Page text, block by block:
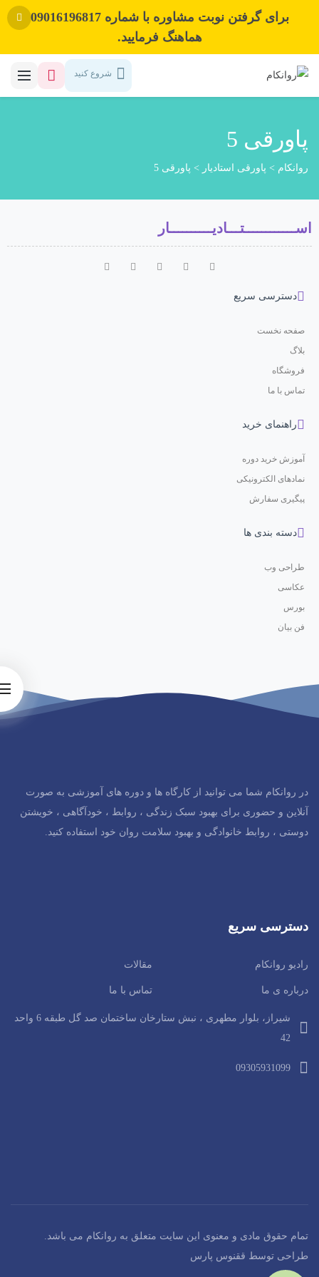
برای گرفتن نوبت مشاوره با شماره 09016196817
هماهنگ فرمایید.
شروع کنید
پاورقی 5
روانکام > پاورقی استادیار > پاورقی 5
اســــــــــــتـــادیــــــــــار
دسترسی سریع
صفحه نخست
بلاگ
فروشگاه
تماس با ما
راهنمای خرید
آموزش خرید دوره
نمادهای الکترونیکی
پیگیری سفارش
دسته بندی ها
طراحی وب
عکاسی
بورس
فن بیان
در روانکام شما می توانید از کارگاه ها و دوره های آموزشی به صورت
آنلاین و حضوری برای بهبود سبک زندگی ، روابط ، خودآگاهی ، خویشتن
دوستی ، روابط خانوادگی و بهبود سلامت روان خود استفاده کنید.
دسترسی سریع
رادیو روانکام مقالات
درباره ی ما تماس با ما
شیراز، بلوار مطهری ، نبش ستارخان ساختمان صد گل طبقه 6 واحد
42
09305931099
تمام حقوق مادی و معنوی این سایت متعلق به روانکام می باشد.
طراحی توسط ققنوس پارس